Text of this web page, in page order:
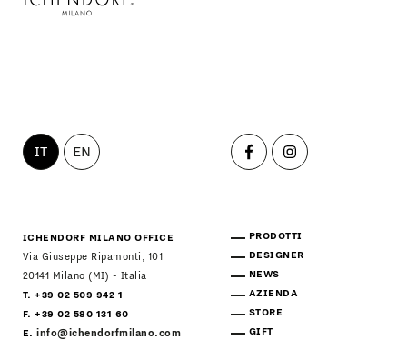
IT EN
ICHENDORF MILANO OFFICE
Via Giuseppe Ripamonti, 101
20141 Milano (MI) - Italia
T. +39 02 509 942 1
F. +39 02 580 131 60
E.info@ichendorfmilano.com
PRODOTTI
DESIGNER
NEWS
AZIENDA
STORE
GIFT